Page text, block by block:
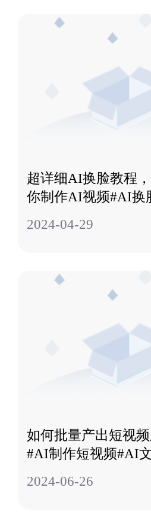
超详细AI换脸教程
你制作AI视频#AI换
2024-04-29
如何批量产出短视
#AI制作短视频#AI
2024-06-26